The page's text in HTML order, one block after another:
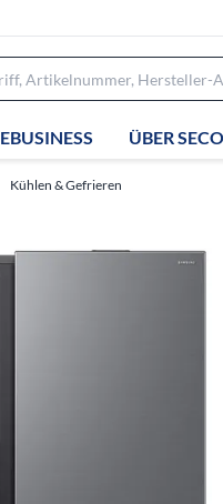
EBUSINESS ÜBER
Kühlen & Gefrieren